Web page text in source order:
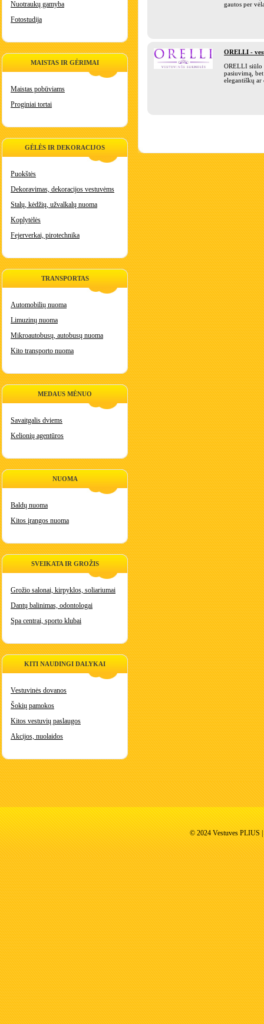
Nuotraukų gamyba
Fotostudija
MAISTAS IR GĖRIMAI
Maistas pobūviams
Proginiai tortai
GĖLĖS IR DEKORACIJOS
Puokštės
Dekoravimas, dekoracijos vestuvėms
Stalų, kėdžių, užvalkalų nuoma
Koplytėlės
Fejerverkai, pirotechnika
TRANSPORTAS
Automobilių nuoma
Limuzinų nuoma
Mikroautobusų, autobusų nuoma
Kito transporto nuoma
MEDAUS MĖNUO
Savaitgalis dviems
Kelionių agentūros
NUOMA
Baldų nuoma
Kitos įrangos nuoma
SVEIKATA IR GROŽIS
Grožio salonai, kirpyklos, soliariumai
Dantų balinimas, odontologai
Spa centrai, sporto klubai
KITI NAUDINGI DALYKAI
Vestuvinės dovanos
Šokių pamokos
Kitos vestuvių paslaugos
Akcijos, nuolaidos
gautos per
ORELLI -
ORELLI siūlo
pasiuvimą,
elegantiškų
© 2024 Vestuves PLIUS